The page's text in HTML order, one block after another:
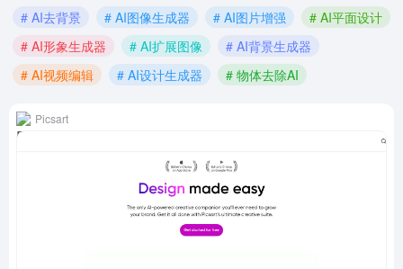
# AI去背景
# AI图像生成器 # AI图片增强
# AI平面设计
# AI形象生成器
# AI扩展图像
# AI背景生成器
# AI视频编辑
# AI设计生成器 # 物体去除AI
Picsart